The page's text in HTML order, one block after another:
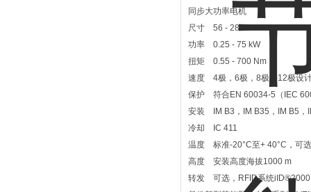
同步大功率电机
尺寸 56 - 280
功率 0.25 - 75 kW
扭矩 0.55 - 700 Nm
速度 4极，6极，8极和12极设
保护 符合EN 60034-5（IEC
安装 IM B3，IM B35，IM B5，
冷却 IC 411
温度 标准-20°C至+ 40°C，可
高度 安装高度海拔1000 m
转发 可选，RFID系统iID®2000